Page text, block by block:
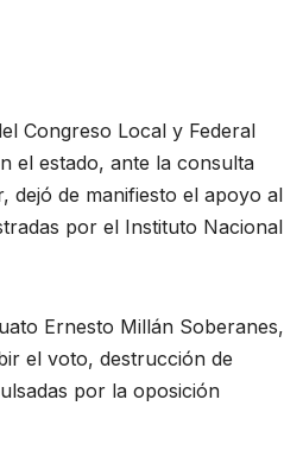
Congreso Local y Federal
el estado, ante la consulta
dejó de manifiesto el apoyo al
por el Instituto Nacional
Ernesto Millán Soberanes,
el voto, destrucción de
por la oposición